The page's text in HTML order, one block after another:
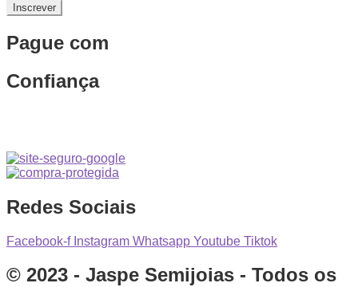
Inscrever
Pague com
Confiança
Redes Sociais
Facebook-f Instagram Whatsapp Youtube Tiktok
© 2023 - Jaspe Semijoias - Todos os